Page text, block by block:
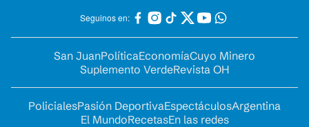
Seguinos en:
San JuanPolíticaEconomíaCuyo Minero
Suplemento VerdeRevista OH
PolicialesPasión DeportivaEspectáculosArgentina
El MundoRecetasEn las redes